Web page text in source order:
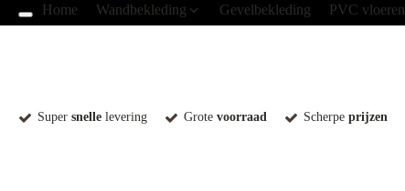
Home Wandbekleding Gevelbekleding PVC vloeren
Super snelle levering Grote voorraad Scherpe prijzen